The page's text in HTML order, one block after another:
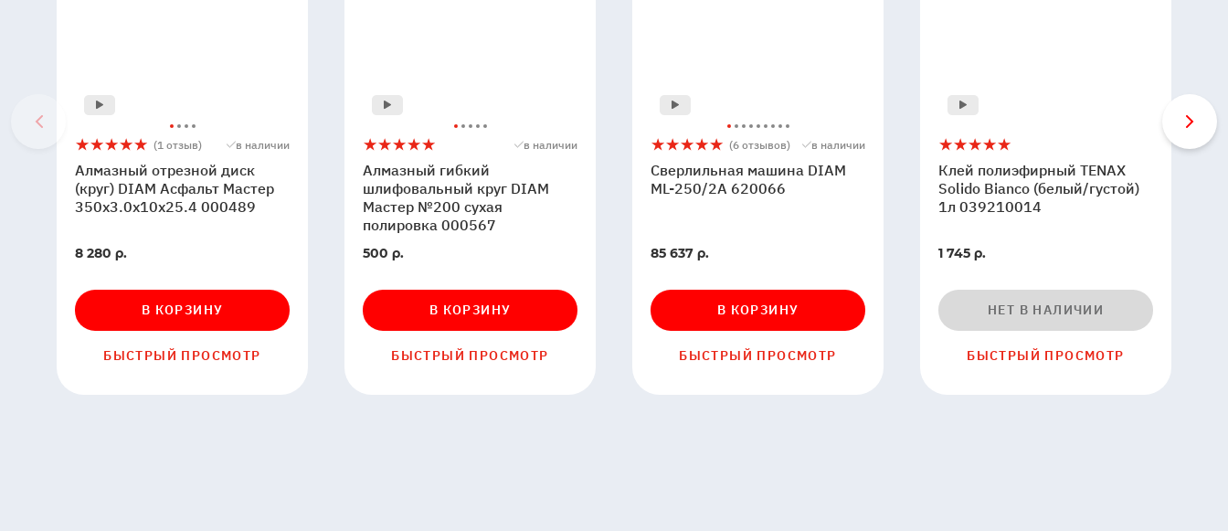
Алмазный
отрезной
диск
(круг)
Асфальт
Мастер
350x3.0x10x25.4
000489
5
1 (1 отзыв) в наличии
Алмазный отрезной диск
(круг) DIAM Асфальт Мастер
350x3.0x10x25.4 000489
В
8 280 р.
В КОРЗИНУ
БЫСТРЫЙ ПРОСМОТР
Алмазный
гибкий
шлифовальный
круг
DIAM
Мастер
№200
сухая
полировка
000567
5 в наличии
Алмазный гибкий
шлифовальный круг DIAM
Мастер №200 сухая
полировка 000567
В
500 р.
В КОРЗИНУ
БЫСТРЫЙ ПРОСМОТР
Сверлильная
машина
DIAM
620066
5
6 (6 отзывов) в наличии
Сверлильная машина DIAM
ML-250/2A 620066
В
85 637 р.
В КОРЗИНУ
БЫСТРЫЙ ПРОСМОТР
Клей
полиэфирный
TENAX
Solido
(белый/
густой)
1л
039210014
5
Клей полиэфирный TENAX
Solido Bianco (белый/густой)
1л 039210014
1 745 р.
НЕТ В НАЛИЧИИ
БЫСТРЫЙ ПРОСМОТР